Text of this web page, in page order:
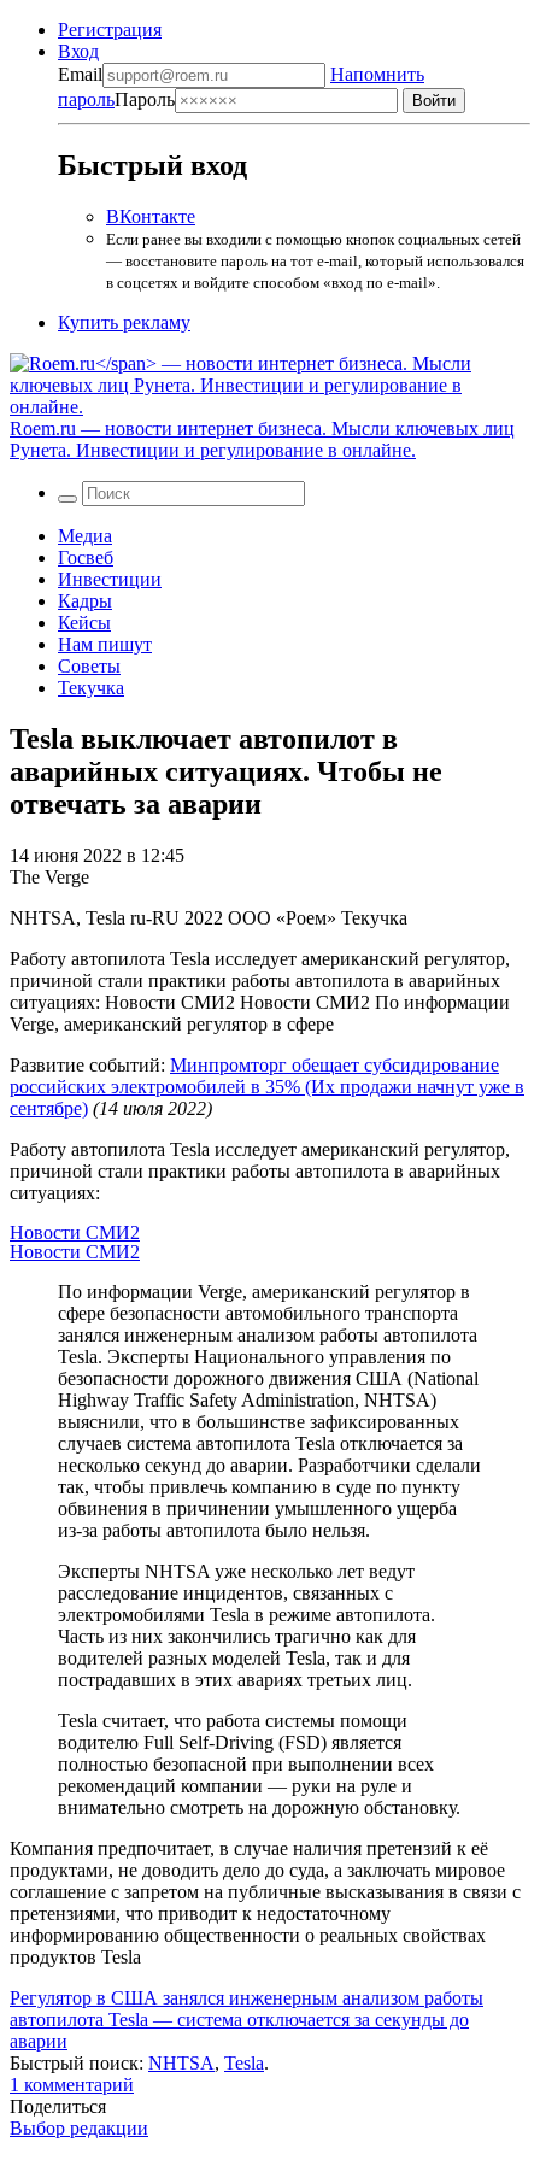
Регистрация
Вход
Email
Напомнить
парольПароль
Быстрый вход
ВКонтакте
Если ранее вы входили с помощью кнопок социальных сетей
— восстановите пароль на тот e-mail, который использовался
в соцсетях и войдите способом «вход по e-mail».
Купить рекламу
Roem.ru — новости интернет бизнеса. Мысли ключевых лиц
Рунета. Инвестиции и регулирование в онлайне.
Медиа
Госвеб
Инвестиции
Кадры
Кейсы
Нам пишут
Советы
Текучка
Tesla выключает автопилот в
аварийных ситуациях. Чтобы не
отвечать за аварии
14 июня 2022 в 12:45
The Verge
NHTSA, Tesla ru-RU 2022 ООО «Роем» Текучка
Работу автопилота Tesla исследует американский регулятор,
причиной стали практики работы автопилота в аварийных
ситуациях: Новости СМИ2 Новости СМИ2 По информации
Verge, американский регулятор в сфере
Развитие событий: Минпромторг обещает субсидирование
российских электромобилей в 35% (Их продажи начнут уже в
сентябре) (14 июля 2022)
Работу автопилота Tesla исследует американский регулятор,
причиной стали практики работы автопилота в аварийных
ситуациях:
Новости СМИ2
Новости СМИ2
По информации Verge, американский регулятор в
сфере безопасности автомобильного транспорта
занялся инженерным анализом работы автопилота
Tesla. Эксперты Национального управления по
безопасности дорожного движения США (National
Highway Traffic Safety Administration, NHTSA)
выяснили, что в большинстве зафиксированных
случаев система автопилота Tesla отключается за
несколько секунд до аварии. Разработчики сделали
так, чтобы привлечь компанию в суде по пункту
обвинения в причинении умышленного ущерба
из-за работы автопилота было нельзя.
Эксперты NHTSA уже несколько лет ведут
расследование инцидентов, связанных с
электромобилями Tesla в режиме автопилота.
Часть из них закончились трагично как для
водителей разных моделей Tesla, так и для
пострадавших в этих авариях третьих лиц.
Tesla считает, что работа системы помощи
водителю Full Self-Driving (FSD) является
полностью безопасной при выполнении всех
рекомендаций компании — руки на руле и
внимательно смотреть на дорожную обстановку.
Компания предпочитает, в случае наличия претензий к её
продуктами, не доводить дело до суда, а заключать мировое
соглашение с запретом на публичные высказывания в связи с
претензиями, что приводит к недостаточному
информированию общественности о реальных свойствах
продуктов Tesla
Регулятор в США занялся инженерным анализом работы
автопилота Tesla — система отключается за секунды до
аварии
Быстрый поиск: NHTSA, Tesla.
1 комментарий
Поделиться
Выбор редакции